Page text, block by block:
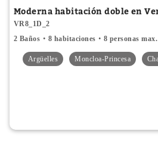
Moderna habitación doble en
VR8_1D_2
2 Baños
8 habitaciones 8 personas max.
Argüelles Moncloa-Princesa